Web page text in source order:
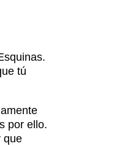
tú
por ello.
que